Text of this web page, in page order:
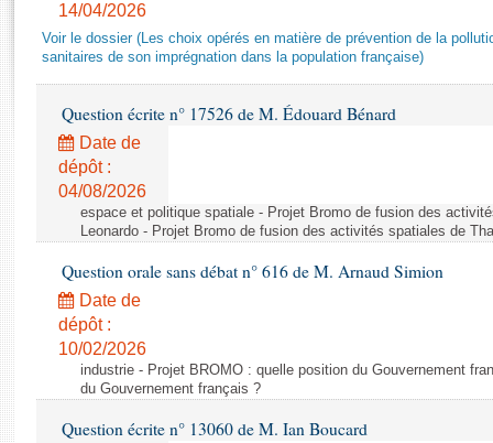
Rapports d'information
Rapports d'enquête
Rapports législatifs
Rapports sur l'application des lois
Baromètre de l’application des lois
Budget et sécurité sociale
Comptes rendus des débats
Liens vers les sites publics
14/04/2026
Voir le dossier (Les choix opérés en matière de prévention de la
sanitaires de son imprégnation dans la population française)
Question écrite n° 17526 de M. Édouard Bénard
Date de
dépôt :
04/08/2026
espace et politique spatiale - Projet Bromo de fusion des
Leonardo - Projet Bromo de fusion des activités spatiales de
Question orale sans débat n° 616 de M. Arnaud Simion
Date de
dépôt :
10/02/2026
industrie - Projet BROMO : quelle position du Gouvernement
du Gouvernement français ?
Question écrite n° 13060 de M. Ian Boucard